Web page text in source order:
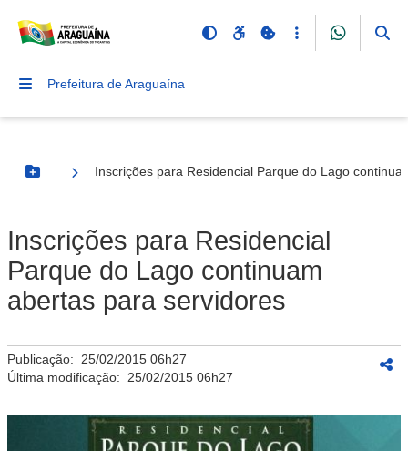
Prefeitura de Araguaína
Botão Menu
Inscrições para Residencial Parque do Lago
Inscrições para Residencial
Parque do Lago continuam
abertas para servidores
Publicação: 25/02/2015 06h27
Última modificação: 25/02/2015 06h27